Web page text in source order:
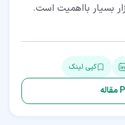
بسیار بااهمیت است.
کپی لینک